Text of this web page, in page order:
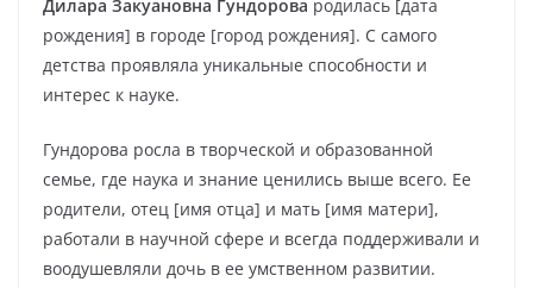
Дилара Закуановна Гундорова родилась [дата
рождения] в городе [город рождения]. С самого
детства проявляла уникальные способности и
интерес к науке.
Гундорова росла в творческой и образованной
семье, где наука и знание ценились выше всего. Ее
родители, отец [имя отца] и мать [имя матери],
работали в научной сфере и всегда поддерживали и
воодушевляли дочь в ее умственном развитии.